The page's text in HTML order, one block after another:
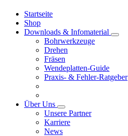
Startseite
Shop
Downloads & Infomaterial
Bohrwerkzeuge
Drehen
Fräsen
Wendeplatten-Guide
Praxis- & Fehler-Ratgeber
Über Uns
Unsere Partner
Karriere
News